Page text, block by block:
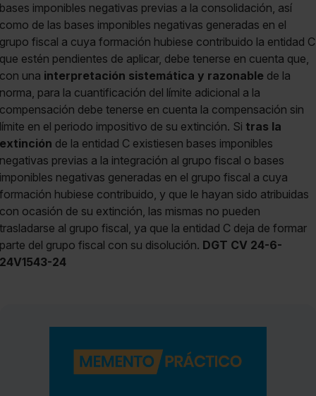
bases imponibles negativas previas a la consolidación, así
como de las bases imponibles negativas generadas en el
grupo fiscal a cuya formación hubiese contribuido la entidad C
que estén pendientes de aplicar, debe tenerse en cuenta que,
con una interpretación sistemática y razonable de la
norma, para la cuantificación del límite adicional a la
compensación debe tenerse en cuenta la compensación sin
límite en el periodo impositivo de su extinción. Si tras la
extinción de la entidad C existiesen bases imponibles
negativas previas a la integración al grupo fiscal o bases
imponibles negativas generadas en el grupo fiscal a cuya
formación hubiese contribuido, y que le hayan sido atribuidas
con ocasión de su extinción, las mismas no pueden
trasladarse al grupo fiscal, ya que la entidad C deja de formar
parte del grupo fiscal con su disolución. DGT CV 24-6-
24V1543-24